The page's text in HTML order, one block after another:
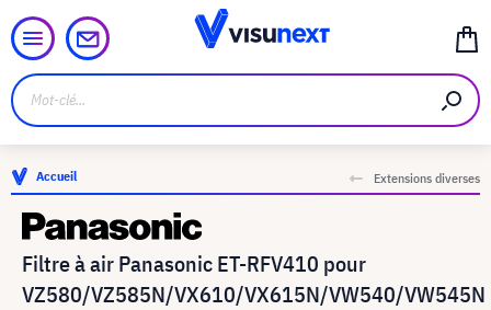
Accueil Extensions diverses
Filtre à air Panasonic ET-RFV410 pour
VZ580/VZ585N/VX610/VX615N/VW540/VW545N